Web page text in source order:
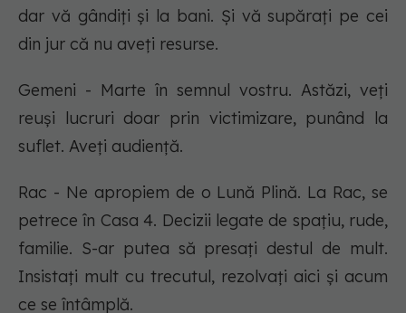
dar vă gândiți și la bani. Și vă supărați pe cei
din jur că nu aveți resurse.
Gemeni - Marte în semnul vostru. Astăzi, veți
reuși lucruri doar prin victimizare, punând la
suflet. Aveți audiență.
Rac - Ne apropiem de o Lună Plină. La Rac, se
petrece în Casa 4. Decizii legate de spațiu, rude,
familie. S-ar putea să presați destul de mult.
Insistați mult cu trecutul, rezolvați aici și acum
ce se întâmplă.